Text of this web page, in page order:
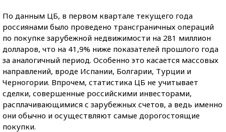
По данным ЦБ, в первом квартале текущего года
россиянами было проведено трансграничных операций
по покупке зарубежной недвижимости на 281 миллион
долларов, что на 41,9% ниже показателей прошлого года
за аналогичный период. Особенно это касается массовых
направлений, вроде Испании, Болгарии, Турции и
Черногории. Впрочем, статистика ЦБ не учитывает
сделки, совершенные российскими инвесторами,
расплачивающимися с зарубежных счетов, а ведь именно
они обычно и осуществляют самые дорогостоящие
покупки.